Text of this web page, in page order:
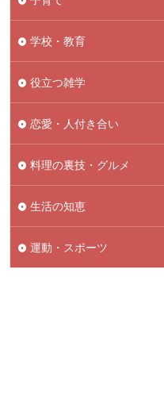
学校・教育
役立つ雑学
恋愛・人付き合い
料理の裏技・グルメ
生活の知恵
運動・スポーツ